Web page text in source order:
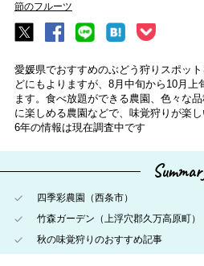
節のフルーツ
愛媛県でおすすめのぶどう狩りスポッ
どにもよりますが、8月中旬から10月上
ます。食べ放題ができる農園、色々な
に楽しめる農園などで、味覚狩りが楽
6年の情報は現在調査中です
四季彩農園（西条市）
竹森ガーデン（上浮穴郡久万高原町）
秋の味覚狩りのおすすめ記事